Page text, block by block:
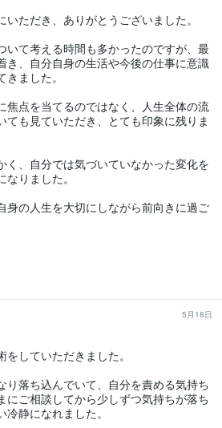
ただき、ありがとうございました。
いて考える時間も多かったのですが、最
き、自分自身の生活や今後の仕事に意識
ました。
焦点を当てるのではなく、人生全体の流
ても見ていただき、とても印象に残りま
く、自分では気づいていなかった変化を
りました。
身の人生を大切にしながら前向きに過ご
5月18日
していただきました。
り落ち込んでいて、自分を責める気持ち
にご相談してから少しずつ気持ちが落ち
静になれました。